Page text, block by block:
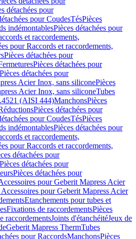
détachées pour
pour CoudesTésPièces
indémontablesPièces détachées pour
et raccordements,
pour Raccords et raccordements,
Pièces détachées pour
Pièces détachées pour
Pièces détachées pour
Acier Inox, sans siliconePièces
Acier Inox, sans siliconeTubes
(AISI 444)ManchonsPièces
Pièces détachées pour
pour CoudesTésPièces
indémontablesPièces détachées pour
et raccordements,
pour Raccords et raccordements,
détachées pour
Pièces détachées pour
Pièces détachées pour
pour Geberit Mapress Acier
Accessoires pour Geberit Mapress Acier
Etanchements pour tubes et
Fixations de raccordementsPièces
raccordementsJoints d'étanchéitéJeux de
Geberit Mapress ThermTubes
pour RaccordsManchonsPièces